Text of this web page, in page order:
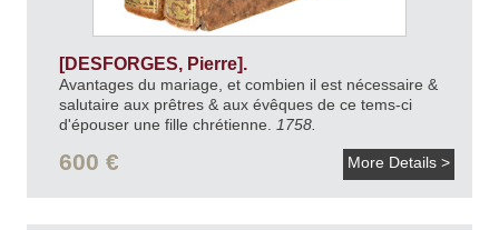
[DESFORGES, Pierre].
Avantages du mariage, et combien il est nécessaire &
salutaire aux prêtres & aux évêques de ce tems-ci
d'épouser une fille chrétienne.
1758.
600 € More Details >